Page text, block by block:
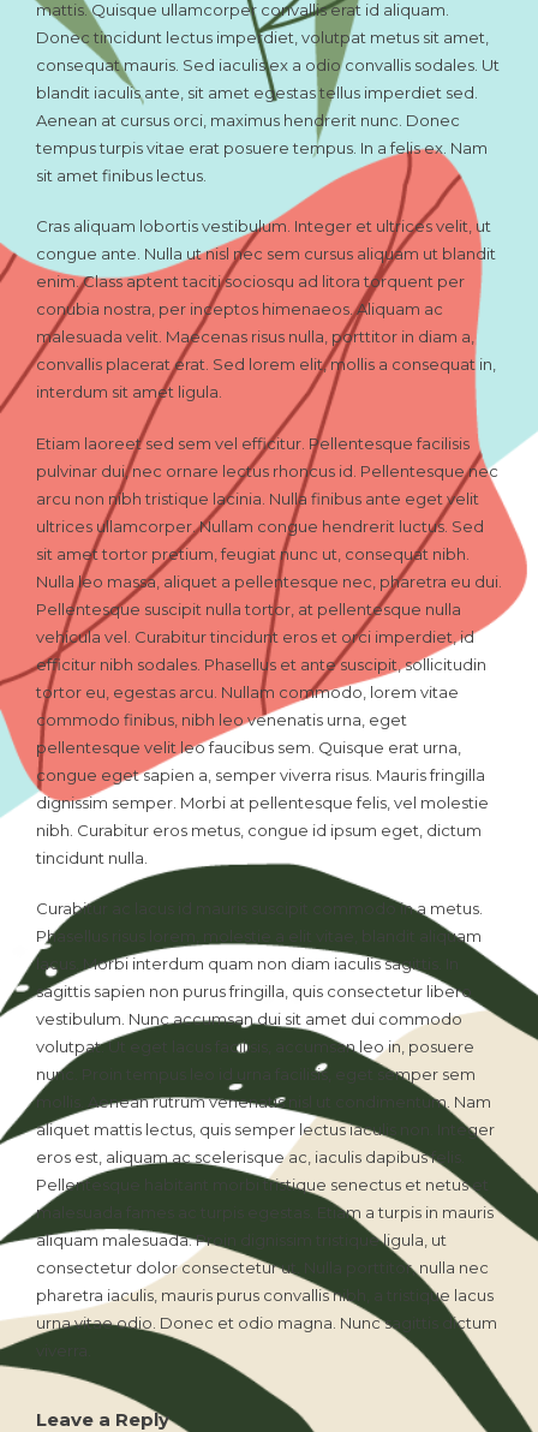
mattis. Quisque ullamcorper convallis erat id aliquam.
Donec tincidunt lectus imperdiet, volutpat metus sit amet,
consequat mauris. Sed iaculis ex a odio convallis sodales. Ut
blandit iaculis ante, sit amet egestas tellus imperdiet sed.
Aenean at cursus orci, maximus hendrerit nunc. Donec
tempus turpis vitae erat posuere tempus. In a felis ex. Nam
sit amet finibus lectus.
Cras aliquam lobortis vestibulum. Integer et ultrices velit, ut
congue ante. Nulla ut nisl nec sem cursus aliquam ut blandit
enim. Class aptent taciti sociosqu ad litora torquent per
conubia nostra, per inceptos himenaeos. Aliquam ac
malesuada velit. Maecenas risus nulla, porttitor in diam a,
convallis placerat erat. Sed lorem elit, mollis a consequat in,
interdum sit amet ligula.
Etiam laoreet sed sem vel efficitur. Pellentesque facilisis
pulvinar dui, nec ornare lectus rhoncus id. Pellentesque nec
arcu non nibh tristique lacinia. Nulla finibus ante eget velit
ultrices ullamcorper. Nullam congue hendrerit luctus. Sed
sit amet tortor pretium, feugiat nunc ut, consequat nibh.
Nulla leo massa, aliquet a pellentesque nec, pharetra eu dui.
Pellentesque suscipit nulla tortor, at pellentesque nulla
vehicula vel. Curabitur tincidunt eros et orci imperdiet, id
efficitur nibh sodales. Phasellus et ante suscipit, sollicitudin
tortor eu, egestas arcu. Nullam commodo, lorem vitae
commodo finibus, nibh leo venenatis urna, eget
pellentesque velit leo faucibus sem. Quisque erat urna,
congue eget sapien a, semper viverra risus. Mauris fringilla
dignissim semper. Morbi at pellentesque felis, vel molestie
nibh. Curabitur eros metus, congue id ipsum eget, dictum
tincidunt nulla.
Curabitur ac lacus id mauris suscipit commodo in a metus.
Phasellus risus lorem, molestie a elit vitae, blandit aliquam
lacus. Morbi interdum quam non diam iaculis sagittis. In
sagittis sapien non purus fringilla, quis consectetur libero
vestibulum. Nunc accumsan dui sit amet dui commodo
volutpat. Ut eget lacus facilisis, accumsan leo in, posuere
nunc. Proin tempus leo id urna facilisis, eget semper sem
mollis. Aenean rutrum venenatis nisl ut condimentum. Nam
aliquet mattis lectus, quis semper lectus iaculis non. Integer
eros est, aliquam ac scelerisque ac, iaculis dapibus felis.
Pellentesque habitant morbi tristique senectus et netus et
malesuada fames ac turpis egestas. Etiam a turpis in mauris
aliquam malesuada. Proin dignissim tristique ligula, ut
consectetur dolor consectetur ut. Nulla porttitor, nulla nec
pharetra iaculis, mauris purus convallis nibh, a tristique lacus
urna vitae odio. Donec et odio magna. Nunc sagittis dictum
Leave a Reply